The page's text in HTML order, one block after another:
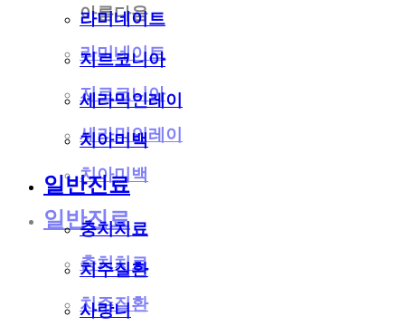
라미네이트
지르코니아
세라믹인레이
치아미백
일반진료
충치치료
치주질환
사랑니
아름다움
라미네이트
지르코니아
세라믹인레이
치아미백
일반진료
충치치료
치주질환